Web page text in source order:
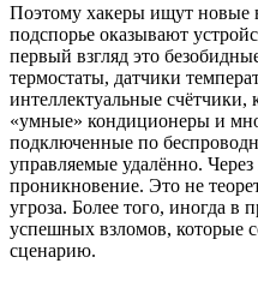
Поэтому хакеры ищут новые
подспорье оказывают
первый взгляд это
термостаты, датчики
интеллектуальные
«умные» кондиционеры и
подключенные по
управляемые удалённо.
проникновение. Это не
угроза. Более того, иногда в
успешных взломов, которые
сценарию.